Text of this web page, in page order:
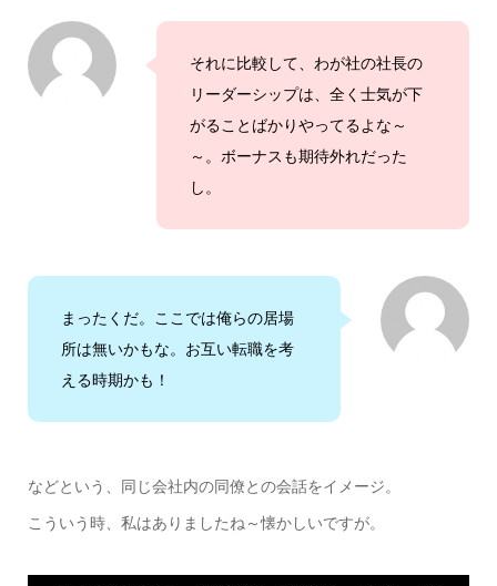
それに比較して、わが社の社長の
リーダーシップは、全く士気が下
がることばかりやってるよな～
～。ボーナスも期待外れだった
し。
まったくだ。ここでは俺らの居場
所は無いかもな。お互い転職を考
える時期かも！
などという、同じ会社内の同僚との会話をイメージ。
こういう時、私はありましたね～懐かしいですが。